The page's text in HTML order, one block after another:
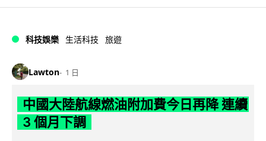
科技娛樂 生活科技 旅遊
Lawton 1 日
中國大陸航線燃油附加費今日再降 連續
3 個月下調